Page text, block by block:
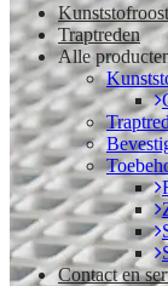
Traptreden
Alle
Contact en